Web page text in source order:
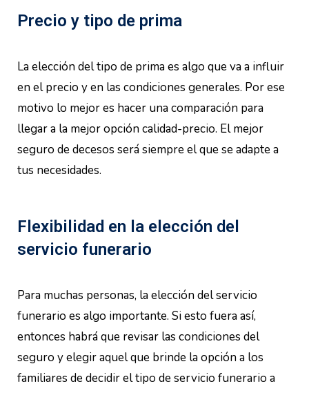
Precio y tipo de prima
La elección del tipo de prima es algo que va a influir
en el precio y en las condiciones generales. Por ese
motivo lo mejor es hacer una comparación para
llegar a la mejor opción calidad-precio. El mejor
seguro de decesos será siempre el que se adapte a
tus necesidades.
Flexibilidad en la elección del
servicio funerario
Para muchas personas, la elección del servicio
funerario es algo importante. Si esto fuera así,
entonces habrá que revisar las condiciones del
seguro y elegir aquel que brinde la opción a los
familiares de decidir el tipo de servicio funerario a